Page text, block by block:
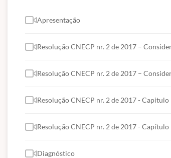
Apresentação
Resolução CNECP nr. 2 de 2017 –
Resolução CNECP nr. 2 de 2017 –
Resolução CNECP nr. 2 de 2017 -
Resolução CNECP nr. 2 de 2017 -
Diagnóstico